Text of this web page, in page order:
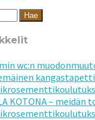
wc:n
KOTONA –